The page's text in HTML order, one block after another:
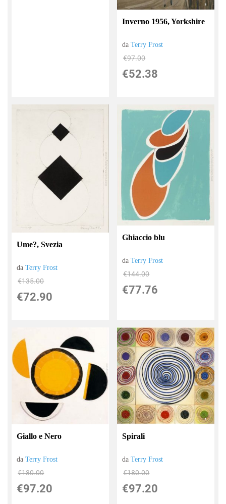
Inverno 1956, Yorkshire
daTerry Frost
€97.00
€52.38
Ume?, Svezia
daTerry Frost
€135.00
€72.90
Ghiaccio blu
daTerry Frost
€144.00
€77.76
Giallo e Nero
daTerry Frost
€180.00
€97.20
Spirali
daTerry Frost
€180.00
€97.20